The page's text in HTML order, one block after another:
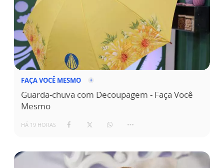
FAÇA VOCÊ MESMO
Guarda-chuva com Decoupagem - Faça Você
Mesmo
HÁ 19 HORAS